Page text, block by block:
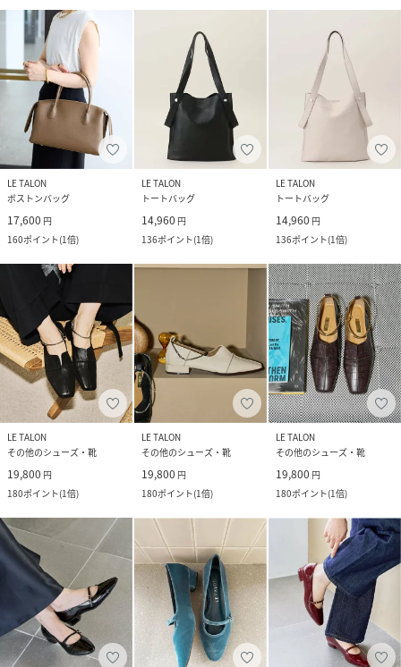
LE TALON
ボストンバッグ
17,600 円
160ポイント(1倍)
LE TALON
トートバッグ
14,960 円
136ポイント(1倍)
LE TALON
トートバッグ
14,960 円
136ポイント(1倍)
LE TALON
その他のシューズ・靴
19,800 円
180ポイント(1倍)
LE TALON
その他のシューズ・靴
19,800 円
180ポイント(1倍)
LE TALON
その他のシューズ・靴
19,800 円
180ポイント(1倍)